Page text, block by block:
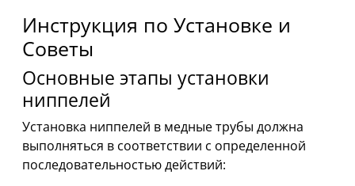
Инструкция по Установке и
Советы
Основные этапы установки
ниппелей
Установка ниппелей в медные трубы должна
выполняться в соответствии с определенной
последовательностью действий: